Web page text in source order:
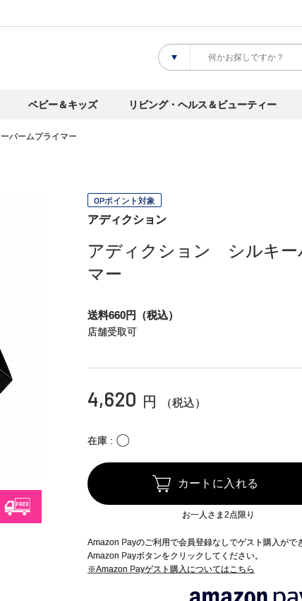
ベビー＆キッズ リビング・ヘルス＆ビューティー
バームプライマー
OPポイント対象
アディクション
アディクション シルキー
マー
送料660円（税込）
店舗受取可
4,620 円 （税込）
在庫 〇
カートに入れる
お一人さま2点限り
Amazon Payのご利用で会員登録なしでゲスト購入がで
Amazon Payボタンをクリックしてください。
※Amazon Payゲスト購入についてはこちら